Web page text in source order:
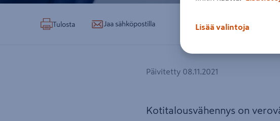
Tulosta Jaa sähköpostilla
Päivitetty 08.11.2021
Kotitalousvähennys on
Lisää valintoja